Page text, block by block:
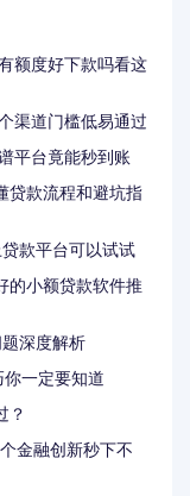
额度好下款吗看这
渠道门槛低易通过
平台竟能秒到账
贷款流程和避坑指
款平台可以试试
的小额贷款软件推
深度解析
一定要知道
？
金融创新秒下不